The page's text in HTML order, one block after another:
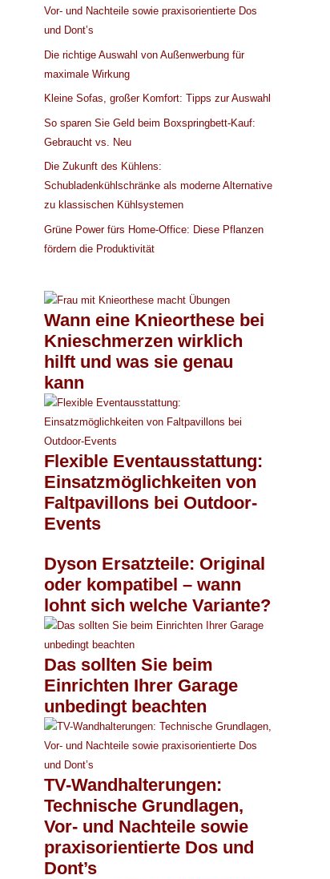
Vor- und Nachteile sowie praxisorientierte Dos
und Dont’s
Die richtige Auswahl von Außenwerbung für
maximale Wirkung
Kleine Sofas, großer Komfort: Tipps zur Auswahl
So sparen Sie Geld beim Boxspringbett-Kauf:
Gebraucht vs. Neu
Die Zukunft des Kühlens:
Schubladenkühlschränke als moderne Alternative
zu klassischen Kühlsystemen
Grüne Power fürs Home-Office: Diese Pflanzen
fördern die Produktivität
Wann eine Knieorthese bei
Knieschmerzen wirklich
hilft und was sie genau
kann
Flexible Eventausstattung:
Einsatzmöglichkeiten von
Faltpavillons bei Outdoor-
Events
Dyson Ersatzteile: Original
oder kompatibel – wann
lohnt sich welche Variante?
Das sollten Sie beim
Einrichten Ihrer Garage
unbedingt beachten
TV-Wandhalterungen:
Technische Grundlagen,
Vor- und Nachteile sowie
praxisorientierte Dos und
Dont’s